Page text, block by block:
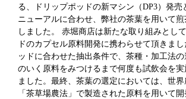
る、ドリップポッドの新マシン（DP3）発売
ニューアルに合わせ、弊社の茶葉を用いて
しました。 赤堀商店は新たな取り組みとし
ドのカプセル原料開発に携わらせて頂きま
ッドに合わせた抽出条件で、茶種・加工法
のいく原料をみつけるまで何度も試飲会を
ました。最終、茶葉の選定においては、世
「茶草場農法」で製造された原料を用いて